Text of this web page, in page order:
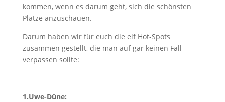
kommen, wenn es darum geht, sich die schönsten
Plätze anzuschauen.
Darum haben wir für euch die elf Hot-Spots
zusammen gestellt, die man auf gar keinen Fall
verpassen sollte:
1.Uwe-Düne: